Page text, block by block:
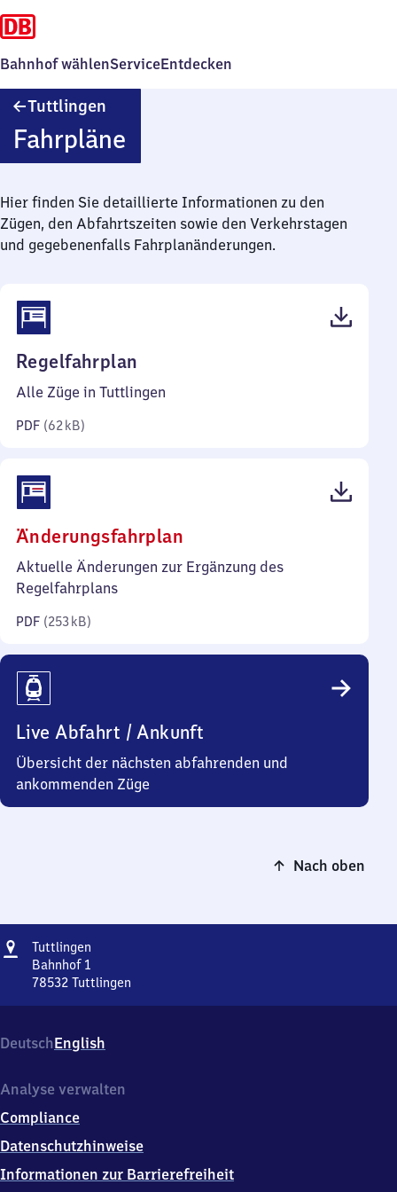
Bahnhof wählenServiceEntdecken
Tuttlingen
Fahrpläne
Hier finden Sie detaillierte Informationen zu den
Zügen, den Abfahrtszeiten sowie den Verkehrstagen
und gegebenenfalls Fahrplanänderungen.
Regelfahrplan
62
Alle Züge in Tuttlingen
PDF (62 kB)
Änderungsfahrplan
253
Aktuelle Änderungen zur Ergänzung des
Regelfahrplans
PDF (253 kB)
Live Abfahrt / Ankunft
Übersicht der nächsten abfahrenden und
ankommenden Züge
Nach oben
Adresse
Tuttlingen
Bahnhof 1
78532 Tuttlingen
1,
7
5
2
Tuttlingen
DeutschEnglish
Analyse verwalten
Compliance
Datenschutzhinweise
Informationen zur Barrierefreiheit